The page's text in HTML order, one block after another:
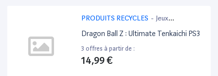
PRODUITS RECYCLES - Jeux
PlayStation 3
Dragon Ball Z : Ultimate Tenkaichi PS3
3 offres à partir de :
14,99 €